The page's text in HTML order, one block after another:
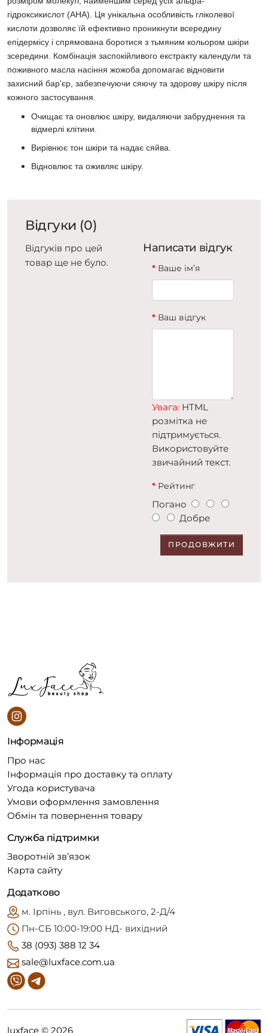
гідроксикислот (AHA). Ця унікальна особливість гліколевої
кислоти дозволяє їй ефективно проникнути всередину
епідермісу і спрямована боротися з тьмяним кольором шкіри
зсередини. Комбінація заспокійливого екстракту календули та
поживного масла насіння жожоба допомагає відновити
захисний бар'єр, забезпечуючи сяючу та здорову шкіру після
кожного застосування.
Очищає та оновлює шкіру, видаляючи забруднення та
відмерлі клітини.
Вирівнює тон шкіри та надає сяйва.
Відновлює та оживляє шкіру.
Відгуки (0)
Відгуків про цей
товар ще не було.
Написати відгук
Ваше ім’я
Ваш відгук
Увага: HTML
розмітка не
підтримується.
Використовуйте
звичайний текст.
Рейтинг
Погано
Добре
ПРОДОВЖИТИ
Інформація
Про нас
Інформація про доставку та оплату
Угода користувача
Умови оформлення замовлення
Обмін та повернення товару
Служба підтримки
Зворотній зв’язок
Карта сайту
Додатково
м. Ірпінь , вул. Виговського, 2-Д/4
Пн-CБ 10:00-19:00 НД- вихідний
38 (093) 388 12 34
sale@luxface.com.ua
luxface © 2026